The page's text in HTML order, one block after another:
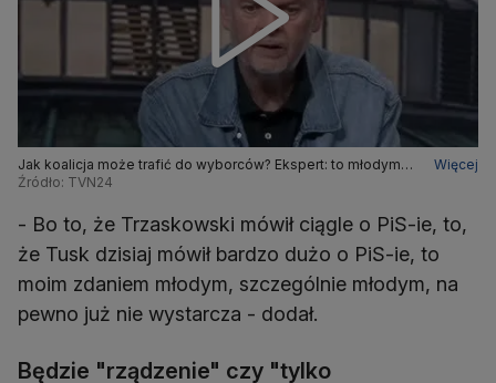
Jak koalicja może trafić do wyborców? Ekspert: to młodym
już nie wystarcza
Więcej
Źródło: TVN24
- Bo to, że Trzaskowski mówił ciągle o PiS-ie, to,
że Tusk dzisiaj mówił bardzo dużo o PiS-ie, to
moim zdaniem młodym, szczególnie młodym, na
pewno już nie wystarcza - dodał.
Będzie "rządzenie" czy "tylko